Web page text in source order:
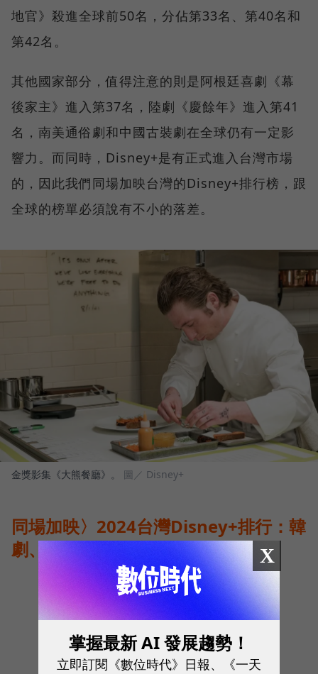
地官》殺進全球前50名，分佔第33名、第40名和
第42名。
其他國家部分，值得注意的則是阿根廷喜劇《幕
後家主》進入第37名，陸劇《慶餘年》進入第41
名，南美通俗劇和中國古裝劇在全球仍有一定影
響力。而同時，Disney+是有正式進入台灣市場
的，因此我們同場加映台灣的Disney+排行榜，跟
全球的榜單必須說有不小的落差。
金獎影集《大熊餐廳》。 圖／ Disney+
同場加映〉2024台灣Disney+排行：韓
劇、陸劇強勢霸榜
X
掌握最新 AI 發展趨勢！
立即訂閱《數位時代》日報、《一天